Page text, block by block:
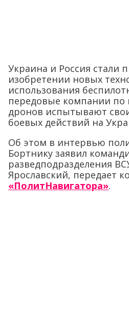
Украина и Россия стали
изобретении новых
использования
передовые компании по
дронов испытывают
боевых действий на
Об этом в интервью
Бортнику заявил
разведподразделения
Ярославский, передает
«ПолитНавигатора».